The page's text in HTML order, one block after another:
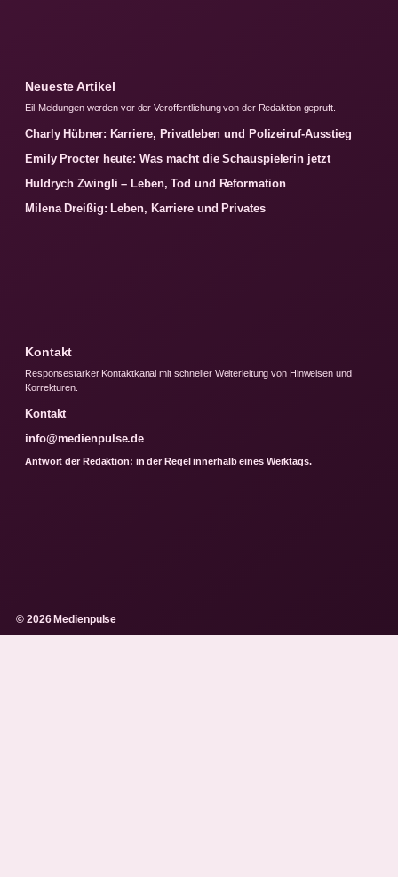
Neueste Artikel
Eil-Meldungen werden vor der Veroffentlichung von der Redaktion gepruft.
Charly Hübner: Karriere, Privatleben und Polizeiruf-Ausstieg
Emily Procter heute: Was macht die Schauspielerin jetzt
Huldrych Zwingli – Leben, Tod und Reformation
Milena Dreißig: Leben, Karriere und Privates
Kontakt
Responsestarker Kontaktkanal mit schneller Weiterleitung von Hinweisen und
Korrekturen.
Kontakt
info@medienpulse.de
Antwort der Redaktion: in der Regel innerhalb eines Werktags.
© 2026 Medienpulse